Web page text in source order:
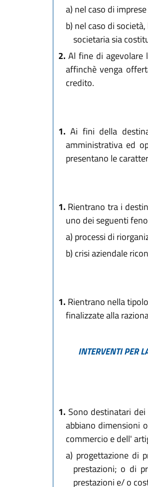
a) nel caso di
b) nel caso di
societaria sia
2. Al fine di agevolare
affinchè venga
credito.
1. Ai fini della
amministrativa ed
presentano le
1. Rientrano tra i
uno dei seguenti
a) processi di
b) crisi aziendale
1. Rientrano nella
finalizzate alla
INTERVENTI PER
1. Sono destinatari
abbiano dimensioni
commercio e dell'
a) progettazione di
prestazioni; o di
prestazioni e/ o